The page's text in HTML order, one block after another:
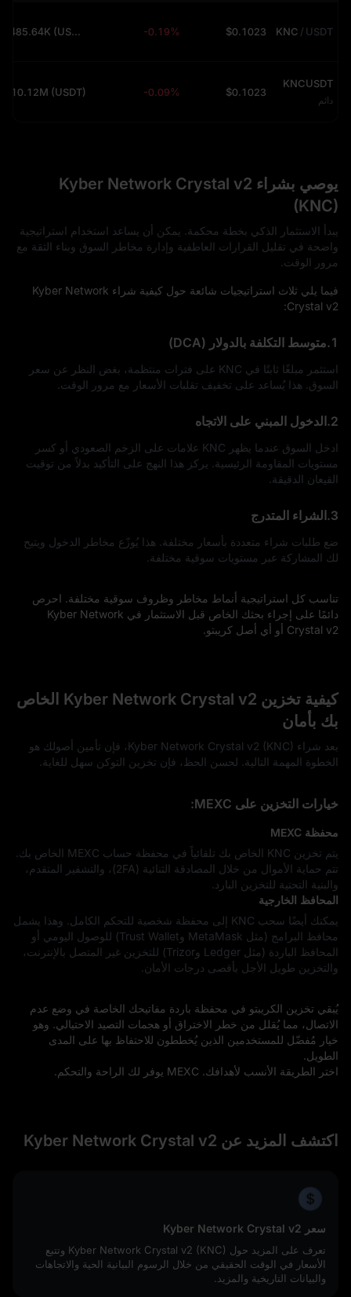
/ USDT
KNC
$0.1023
-0.19%
485.64K (USDT)
KNCUSDT
دائم
$0.1023
-0.09%
10.12M (USDT)
يوصي بشراء Kyber Network Crystal v2
(KNC)
يبدأ الاستثمار الذكي بخطة محكمة. يمكن أن يساعد استخدام استراتيجية
واضحة في تقليل القرارات العاطفية وإدارة مخاطر السوق وبناء الثقة مع
مرور الوقت.
فيما يلي ثلاث استراتيجيات شائعة حول كيفية شراء Kyber Network
Crystal v2:
1.متوسط التكلفة بالدولار (DCA)
استثمر مبلغًا ثابتًا في KNC على فترات منتظمة، بغض النظر عن سعر
السوق. هذا يُساعد على تخفيف تقلبات الأسعار مع مرور الوقت.
2.الدخول المبني على الاتجاه
ادخل السوق عندما يظهر KNC علامات على الزخم الصعودي أو كسر
مستويات المقاومة الرئيسية. يركز هذا النهج على التأكيد بدلاً من توقيت
القيعان الدقيقة.
3.الشراء المتدرج
ضع طلبات شراء متعددة بأسعار مختلفة. هذا يُوزّع مخاطر الدخول ويتيح
لك المشاركة عبر مستويات سوقية مختلفة.
تناسب كل استراتيجية أنماط مخاطر وظروف سوقية مختلفة. احرص
دائمًا على إجراء بحثك الخاص قبل الاستثمار في Kyber Network
Crystal v2 أو أي أصل كريبتو.
كيفية تخزين Kyber Network Crystal v2 الخاص
بك بأمان
بعد شراء Kyber Network Crystal v2 (KNC)، فإن تأمين أصولك هو
الخطوة المهمة التالية. لحسن الحظ، فإن تخزين التوكن سهل للغاية.
خيارات التخزين على MEXC:
محفظة MEXC
يتم تخزين KNC الخاص بك تلقائياً في محفظة حساب MEXC الخاص بك.
تتم حماية الأموال من خلال المصادقة الثنائية (2FA)، والتشفير المتقدم،
والبنية التحتية للتخزين البارد.
المحافظ الخارجية
يمكنك أيضًا سحب KNC إلى محفظة شخصية للتحكم الكامل. وهذا يشمل
محافظ البرامج (مثل MetaMask وTrust Wallet) للوصول اليومي أو
المحافظ الباردة (مثل Ledger وTrizor) للتخزين غير المتصل بالإنترنت،
والتخزين طويل الأجل بأقصى درجات الأمان.
يُبقي تخزين الكريبتو في محفظة باردة مفاتيحك الخاصة في وضع عدم
الاتصال، مما يُقلل من خطر الاختراق أو هجمات التصيد الاحتيالي. وهو
خيار مُفضّل للمستخدمين الذين يُخططون للاحتفاظ بها على المدى
الطويل.
اختر الطريقة الأنسب لأهدافك. MEXC يوفر لك الراحة والتحكم.
اكتشف المزيد عن Kyber Network Crystal v2
سعر Kyber Network Crystal v2
تعرف على المزيد حول Kyber Network Crystal v2 (KNC) وتتبع
الأسعار في الوقت الحقيقي من خلال الرسوم البيانية الحية والاتجاهات
والبيانات التاريخية والمزيد.